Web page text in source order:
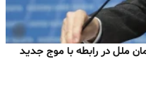
ملل در رابطه با موج جدید